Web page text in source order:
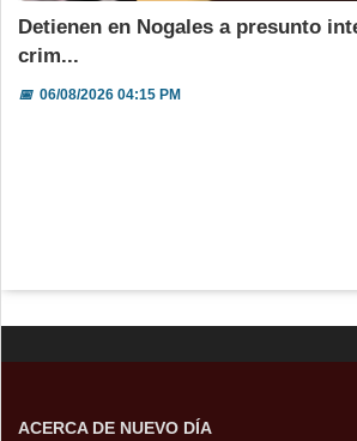
Detienen en Nogales a presunto
crim...
📅06/08/2026 04:15 PM
ACERCA DE NUEVO DÍA